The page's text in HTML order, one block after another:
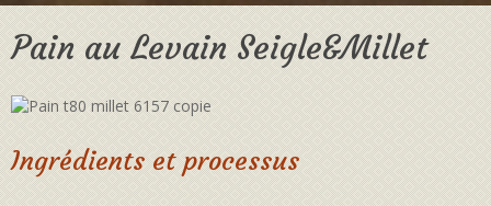
Pain au Levain Seigle&Millet
Ingrédients et processus